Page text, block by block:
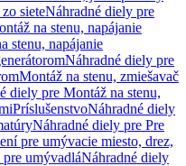
sieteNáhradné diely pre
na stenu, napájanie
stenu, napájanie
Náhradné diely pre
Montáž na stenu, zmiešavač
diely pre Montáž na stenu,
PríslušenstvoNáhradné diely
Náhradné diely pre Pre
pre umývacie miesto, drez,
umývadláNáhradné diely